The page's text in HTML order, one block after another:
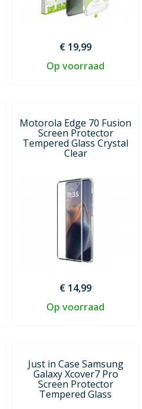
€ 19,99
Op voorraad
Motorola Edge 70 Fusion
Screen Protector
Tempered Glass Crystal
Clear
€ 14,99
Op voorraad
Just in Case Samsung
Galaxy Xcover7 Pro
Screen Protector
Tempered Glass